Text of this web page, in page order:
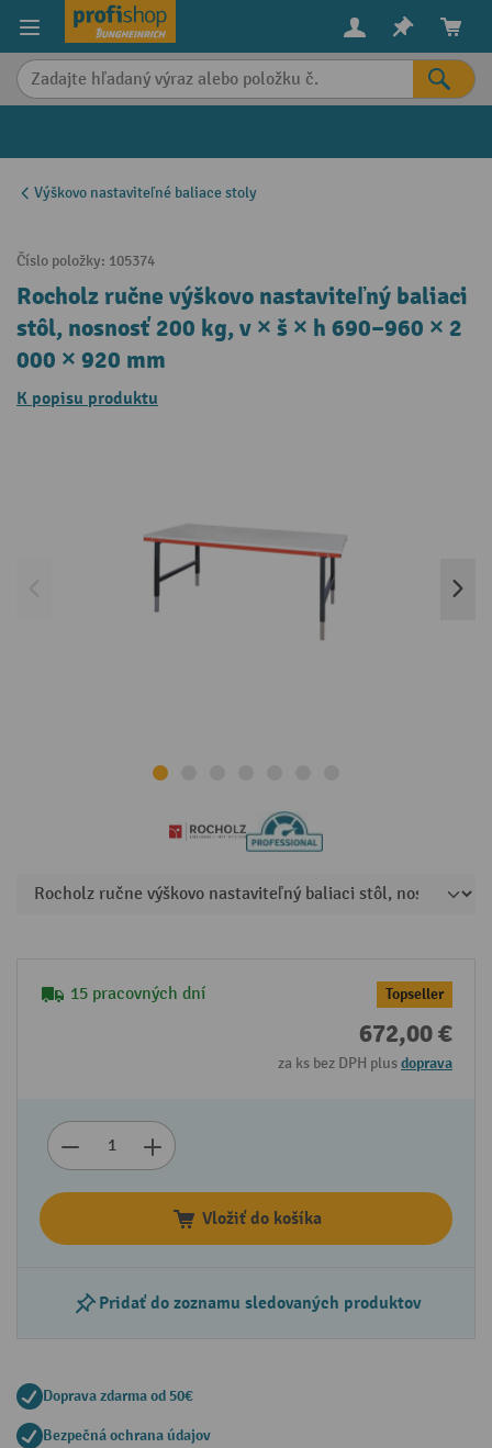
content
Výškovo nastaviteľné baliace stoly
Číslo položky: 105374
Rocholz ručne výškovo nastaviteľný baliaci
stôl, nosnosť 200 kg, v × š × h 690–960 × 2
000 × 920 mm
K popisu produktu
15 pracovných dní Topseller
672,00 €
za ks bez DPH plusdoprava
Vložiť do košíka
Pridať do zoznamu sledovaných produktov
Doprava zdarma od 50€
Bezpečná ochrana údajov